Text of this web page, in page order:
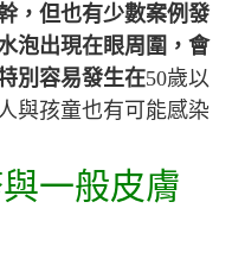
，但也有少數案例發
泡出現在眼周圍，會
別容易發生在50歲以
與孩童也有可能感染
一般皮膚